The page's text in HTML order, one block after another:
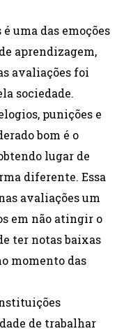
uma das emoções
aprendizagem,
avaliações foi
sociedade.
punições e
bom é o
lugar de
diferente. Essa
avaliações um
em não atingir o
ter notas baixas
momento das
de trabalhar